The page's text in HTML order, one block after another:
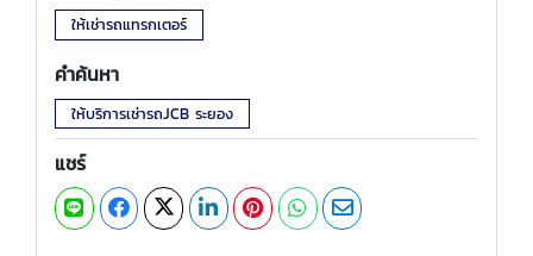
ให้เช่ารถแทรกเตอร์
คำค้นหา
ให้บริการเช่ารถJCB ระยอง
แชร์